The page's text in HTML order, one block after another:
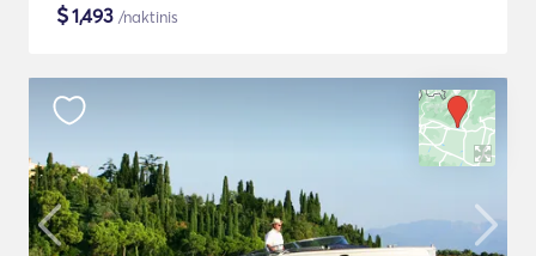
$1,493 /naktinis